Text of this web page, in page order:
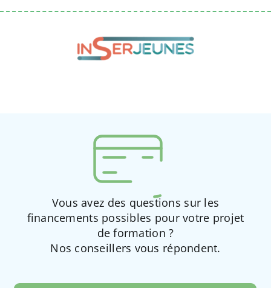
Vous avez des questions sur les
financements possibles pour votre projet
de formation ?
Nos conseillers vous répondent.